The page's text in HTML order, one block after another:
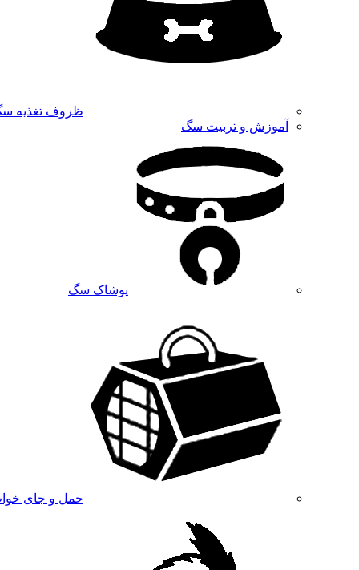
ظروف تغذیه
آموزش و تربیت سگ
پوشاک سگ
حمل و جای